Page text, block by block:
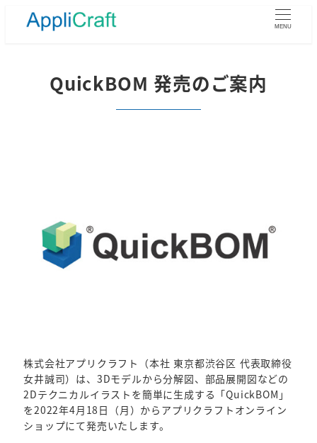
MENU
QuickBOM 発売のご案内
株式会社アプリクラフト（本社 東京都渋谷区 代表取締役
女井誠司）は、3Dモデルから分解図、部品展開図などの
2Dテクニカルイラストを簡単に生成する「QuickBOM」
を2022年4月18日（月）からアプリクラフトオンライン
ショップにて発売いたします。